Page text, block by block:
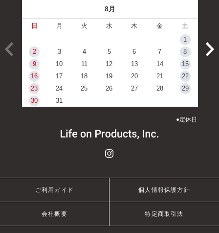
8月
日 月 火 水 木 金
土
1
2
3 4 5 6 7
8
9
10 11 12 13 14
15
16
17 18 19 20 21
22
23
24 25 26 27 28
29
30
31
●定休日
ご利用ガイド 個人情報保護方針
会社概要 特定商取引法